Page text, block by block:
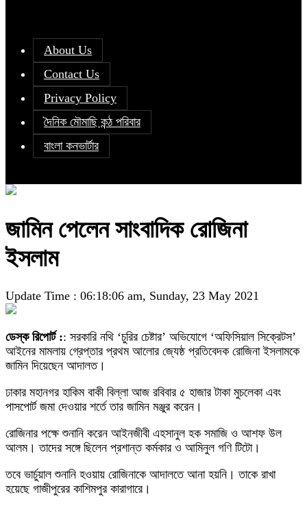
About Us
Contact Us
Privacy Policy
দৈনিক মৌমাছি কন্ঠ পরিবার
বাংলা কনভার্টার
জামিন পেলেন সাংবাদিক রোজিনা
ইসলাম
Update Time : 06:18:06 am, Sunday, 23 May 2021
ডেস্ক রিপোর্ট :: সরকারি নথি ‘চুরির চেষ্টার’ অভিযোগে ‘অফিসিয়াল সিক্রেটস’
আইনের মামলায় গ্রেপ্তার প্রথম আলোর জ্যেষ্ঠ প্রতিবেদক রোজিনা ইসলামকে
জামিন দিয়েছেন আদালত।
ঢাকার মহানগর হাকিম বাকী বিল্লা আজ রবিবার ৫ হাজার টাকা মুচলেকা এবং
পাসপোর্ট জমা দেওয়ার শর্তে তার জামিন মঞ্জুর করেন।
রোজিনার পক্ষে শুনানি করেন আইনজীবী এহসানুল হক সমাজি ও আশফ উল
আলম। তাদের সঙ্গে ছিলেন প্রশান্ত কর্মকার ও আমিনুল গণি টিটো।
তবে ভার্চুয়াল শুনানি হওয়ায় রোজিনাকে আদালতে আনা হয়নি। তাকে রাখা
হয়েছে গাজীপুরের কাশিমপুর কারাগারে।